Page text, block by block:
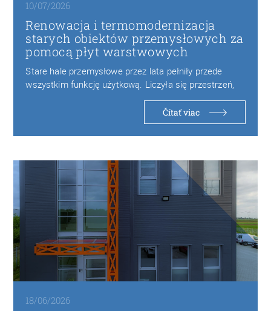
10/07/2026
Renowacja i termomodernizacja
starych obiektów przemysłowych za
pomocą płyt warstwowych
Stare hale przemysłowe przez lata pełniły przede
wszystkim funkcję użytkową. Liczyła się przestrzeń,
Čítať viac
18/06/2026